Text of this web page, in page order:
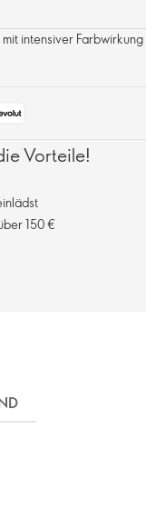
intensiver
Vorteile!
150 €